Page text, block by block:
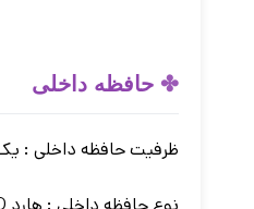
✤حافظه داخلی
ظرفیت حافظه داخلی :